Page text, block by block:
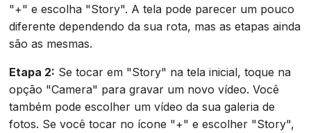
"+" e escolha "Story". A tela pode parecer um pouco
diferente dependendo da sua rota, mas as etapas ainda
são as mesmas.
Etapa 2: Se tocar em "Story" na tela inicial, toque na
opção "Camera" para gravar um novo vídeo. Você
também pode escolher um vídeo da sua galeria de
fotos. Se você tocar no ícone "+" e escolher "Story",